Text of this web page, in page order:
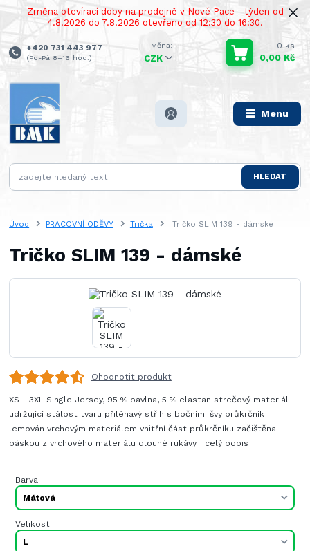
Změna otevírací doby na prodejně v Nové Pace - týden od
4.8.2026 do 7.8.2026 otevřeno od 12:30 do 16:30.
Menu
CZK
HLEDAT
+420 731 443 977
(Po-Pá 8–16 hod.)
0 ks
0,00 Kč
Úvod PRACOVNÍ ODĚVY Trička Tričko SLIM 139 - dámské
Tričko SLIM 139 - dámské
Ohodnotit produkt
XS - 3XL Single Jersey, 95 % bavlna, 5 % elastan strečový materiál
udržující stálost tvaru přiléhavý střih s bočními švy průkrčník
lemován vrchovým materiálem vnitřní část průkrčníku začištěna
páskou z vrchového materiálu dlouhé rukávy celý popis
Barva
Velikost